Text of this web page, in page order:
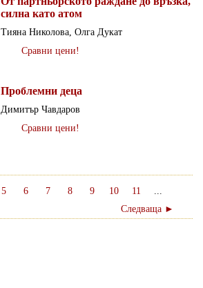
силна като атом
Тияна Николова, Олга Дукат
Сравни цени!
Проблемни деца
Димитър Чавдаров
Сравни цени!
5 6 7 8 9 10 11
...
Следваща ►